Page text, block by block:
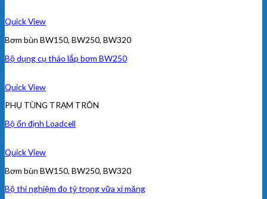
Quick View
Bơm bùn BW150, BW250, BW320
Bộ dụng cụ tháo lắp bơm BW250
Quick View
PHỤ TÙNG TRẠM TRÔN
Bộ ổn định Loadcell
Quick View
Bơm bùn BW150, BW250, BW320
Bộ thí nghiệm đo tỷ trọng vữa xi măng